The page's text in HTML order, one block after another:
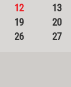
12
13
19
20
26
27